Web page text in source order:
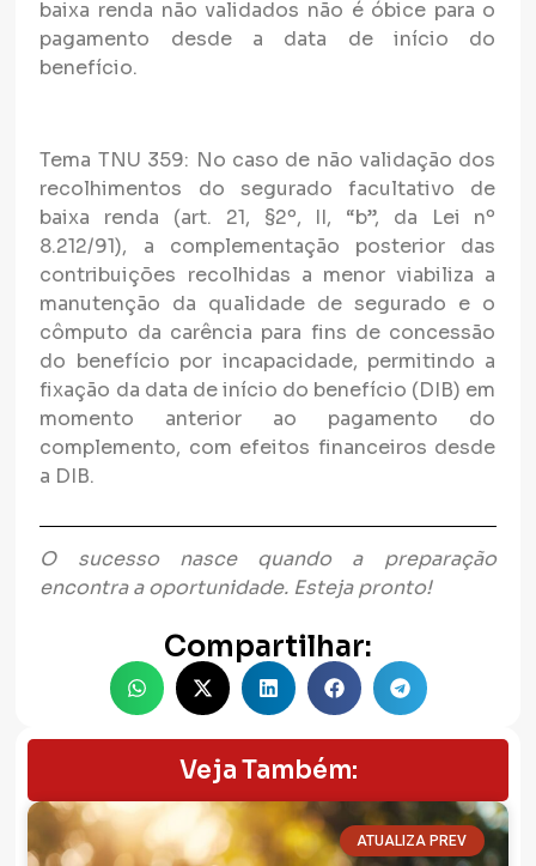
baixa renda não validados não é óbice para o
pagamento desde a data de início do
benefício.
Tema TNU 359: No caso de não validação dos
recolhimentos do segurado facultativo de
baixa renda (art. 21, §2º, II, “b”, da Lei nº
8.212/91), a complementação posterior das
contribuições recolhidas a menor viabiliza a
manutenção da qualidade de segurado e o
cômputo da carência para fins de concessão
do benefício por incapacidade, permitindo a
fixação da data de início do benefício (DIB) em
momento anterior ao pagamento do
complemento, com efeitos financeiros desde
a DIB.
O sucesso nasce quando a preparação
encontra a oportunidade. Esteja pronto!
Compartilhar:
Veja Também:
ATUALIZA PREV